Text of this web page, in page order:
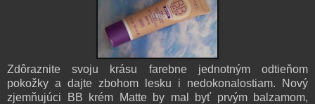
Zdôraznite svoju krásu farebne jednotným odtieňom
pokožky a dajte zbohom lesku i nedokonalostiam. Nový
zjemňujúci BB krém Matte by mal byť prvým balzamom,